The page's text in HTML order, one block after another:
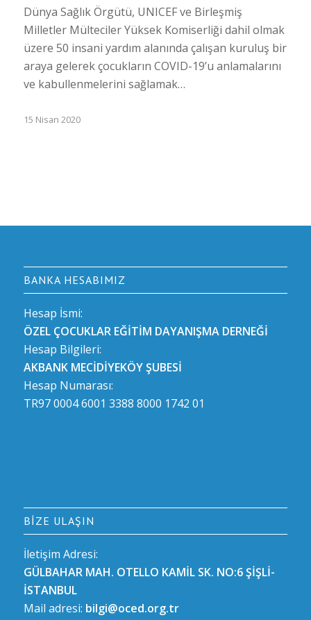
Dünya Sağlık Örgütü, UNICEF ve Birleşmiş
Milletler Mülteciler Yüksek Komiserliği dahil olmak
üzere 50 insani yardım alanında çalışan kuruluş bir
araya gelerek çocukların COVID-19’u anlamalarını
ve kabullenmelerini sağlamak…
15 Nisan 2020
BANKA HESABIMIZ
Hesap İsmi:
ÖZEL ÇOCUKLAR EĞİTİM DAYANIŞMA DERNEĞİ
Hesap Bilgileri:
AKBANK MECİDİYEKÖY ŞUBESİ
Hesap Numarası:
TR97 0004 6001 3388 8000 1742 01
BIZE ULAŞIN
İletişim Adresi:
GÜLBAHAR MAH. OTELLO KAMİL SK. NO:6 ŞİŞLİ-
İSTANBUL
Mail adresi: bilgi@oced.org.tr